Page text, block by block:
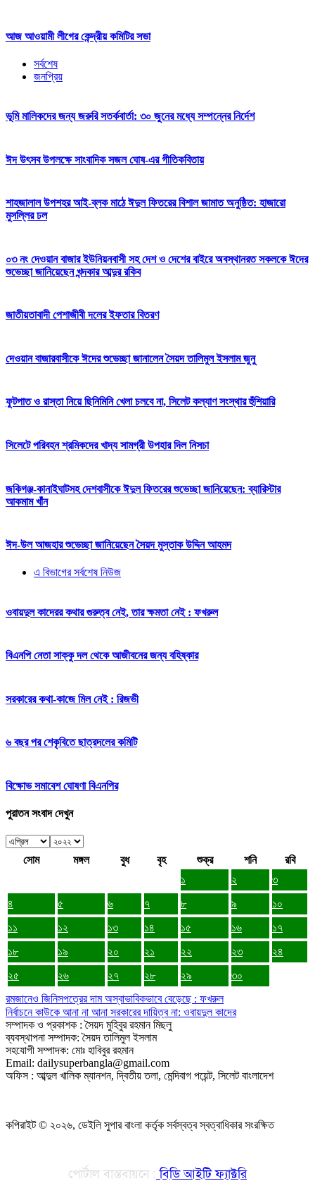
আজ আওয়ামী লীগের কেন্দ্রীয় কমিটির সভা
সর্বশেষ
জনপ্রিয়
ভূমি মালিকদের জন্য জরুরি সতর্কবার্তা: ৩০ জুনের মধ্যে সম্পন্নের নির্দেশ
ঈদ উৎসব উপলক্ষে সাংবাদিক সজল ঘোষ-এর গীতিকবিতায়
শাহজালাল উপশহর আই-ব্লক মাঠে ঈদুল ফিতরের বিশাল জামাত অনুষ্ঠিত: হাজারো
মুসল্লির ঢল
০৩ নং দেওয়ান বাজার ইউনিয়নবাসী সহ দেশ ও দেশের বাইরে অবস্থানরত সকলকে ঈদের
শুভেচ্ছা জানিয়েছেন খন্দকার আব্দুর রকিব
জাতীয়তাবাদী পেশাজীবী দলের ইফতার বিতরণ
দেওয়ান বাজারবাসীকে ঈদের শুভেচ্ছা জানালেন সৈয়দ তালিমুল ইসলাম জুনু
ফুটপাত ও রাস্তা নিয়ে ছিনিমিনি খেলা চলবে না, সিলেট কল্যাণ সংস্থার হুঁশিয়ারি
সিলেটে পরিবহন শ্রমিকদের খাদ্য সামগ্রী উপহার দিল নিসচা
জকিগঞ্জ-কানাইঘাটসহ দেশবাসীকে ঈদুল ফিতরের শুভেচ্ছা জানিয়েছেন: ব্যারিস্টার
আকমাম খাঁন
ঈদ-উল আজহার শুভেচ্ছা জানিয়েছেন সৈয়দ মুস্তাক উদ্দিন আহমদ
এ বিভাগের সর্বশেষ নিউজ
ওবায়দুল কাদেরর কথার গুরুত্ব নেই, তার ক্ষমতা নেই : ফখরুল
বিএনপি নেতা সাক্কু দল থেকে আজীবনের জন্য বহিষ্কার
সরকারের কথা-কাজে মিল নেই : রিজভী
৬ বছর পর শেকৃবিতে ছাত্রদলের কমিটি
বিক্ষোভ সমাবেশ ঘোষণা বিএনপির
পুরাতন সংবাদ দেখুন
সোম মঙ্গল বুধ বৃহ শুক্র শনি
রবি
১
২
৩
৪
৫ ৬ ৭ ৮ ৯
১০
১১
১২ ১৩ ১৪ ১৫ ১৬
১৭
১৮
১৯ ২০ ২১ ২২ ২৩
২৪
২৫
২৬ ২৭ ২৮ ২৯
৩০
রমজানেও জিনিসপত্রের দাম অস্বাভাবিকভাবে বেড়েছে : ফখরুল
নির্বাচনে কাউকে আনা না আনা সরকারের দায়িত্ব না: ওবায়দুল কাদের
সম্পাদক ও প্রকাশক : সৈয়দ মুহিবুর রহমান মিছলু
ব্যবস্থাপনা সম্পাদক: সৈয়দ তালিমুল ইসলাম
সহযোগী সম্পাদক: মোঃ হাবিবুর রহমান
Email: dailysuperbangla@gmail.com
অফিস : আব্দুল খালিক ম্যানশন, দ্বিতীয় তলা, মেন্দিবাগ পয়েন্ট, সিলেট বাংলাদেশ
কপিরাইট © ২০২৬, ডেইলি সুপার বাংলা কর্তৃক সর্বস্বত্ব স্বত্বাধিকার সংরক্ষিত
পোর্টাল বাস্তবায়নে : বিডি আইটি ফ্যাক্টরি